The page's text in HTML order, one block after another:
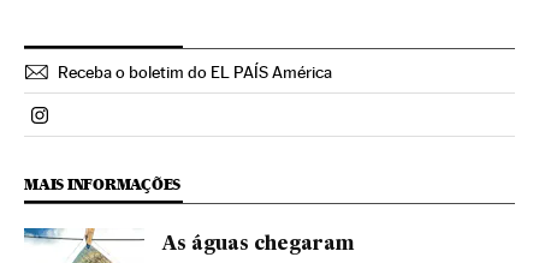
Receba o boletim do EL PAÍS América
Politica El País Brasil en Instagram
MAIS INFORMAÇÕES
As águas chegaram